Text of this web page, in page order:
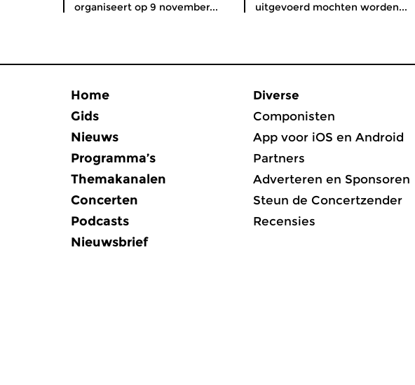
organiseert op 9 november...
uitgevoerd mochten worden...
Home
Gids
Nieuws
Programma’s
Themakanalen
Concerten
Podcasts
Nieuwsbrief
Diverse
Componisten
App voor iOS en Android
Partners
Adverteren en Sponsoren
Steun de Concertzender
Recensies